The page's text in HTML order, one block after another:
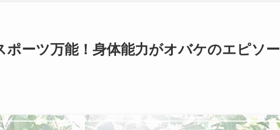
ポーツ万能！身体能力がオバケのエピソー